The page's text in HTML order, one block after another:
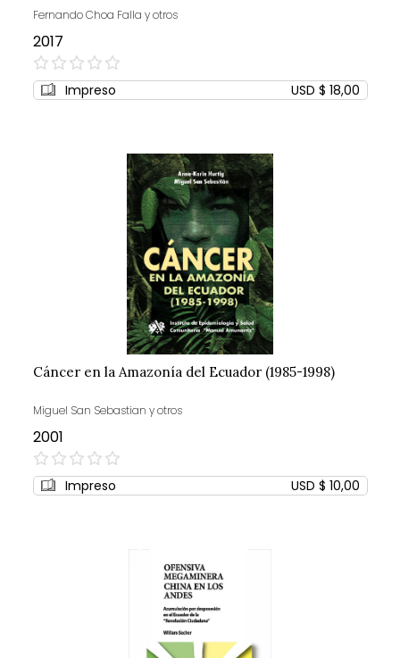
Fernando Choa Falla y otros
2017
0%
Impreso USD $ 18,00
Cáncer en la Amazonía del Ecuador (1985-1998)
Miguel San Sebastian y otros
2001
0%
Impreso USD $ 10,00